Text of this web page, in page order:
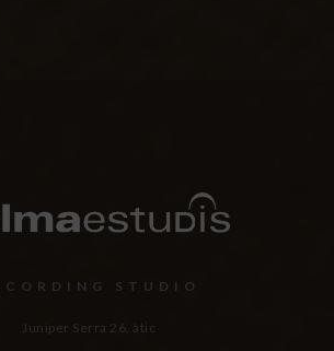
STUDIO
Juniper Serra 26, àtic